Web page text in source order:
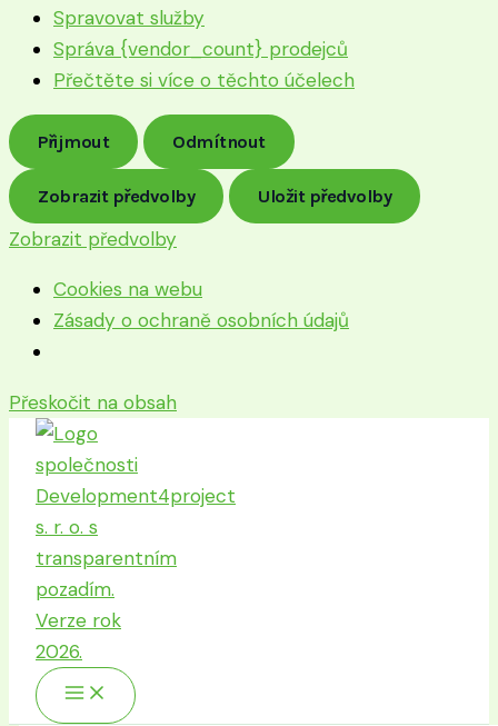
Spravovat služby
Správa {vendor_count} prodejců
Přečtěte si více o těchto účelech
Přijmout Odmítnout
Zobrazit předvolby Uložit předvolby
Zobrazit předvolby
Cookies na webu
Zásady o ochraně osobních údajů
Přeskočit na obsah